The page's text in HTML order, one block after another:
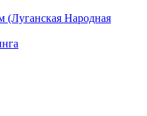
(Луганская Народная